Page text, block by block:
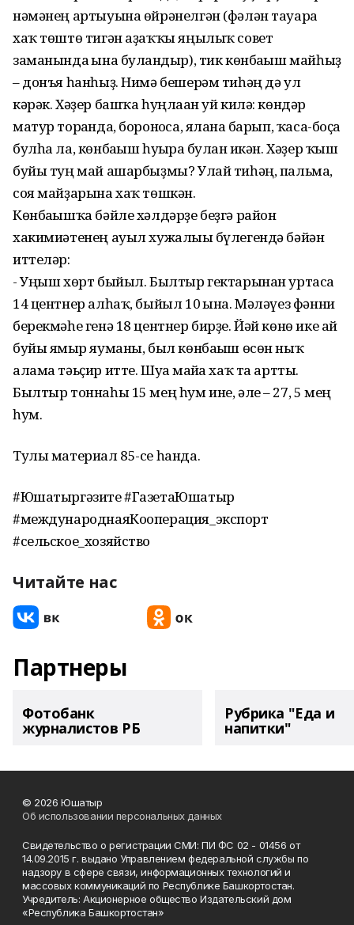
нәмәнең артыуына өйрәнелгән (фәлән тауарға
хаҡ төштө тигән аҙаҡҡы яңылыҡ совет
заманында ғына булғандыр), тик көнбағыш майһыҙ
– донъя һанһыҙ. Нимә бешерәм тиһәң дә ул
кәрәк. Хәҙер башҡа һуңлаған уй килә: көндәр
матур торғанда, боронғоса, яланға барып, ҡаса-боҫа
булһа ла, көнбағыш һуғырға булған икән. Хәҙер ҡыш
буйы туң май ашарбыҙмы? Улай тиһәң, пальма,
соя майҙарына хаҡ төшкән.
Көнбағышҡа бәйле хәлдәрҙе беҙгә район
хакимиәтенең ауыл хужалығы бүлегендә бәйән
иттеләр:
- Уңыш хөрт быйыл. Былтыр гектарынан уртаса
14 центнер алһаҡ, быйыл 10 ғына. Мәләүез фәнни
берекмәһе генә 18 центнер бирҙе. Йәй көнө ике ай
буйы ямғыр яуманы, был көнбағыш өсөн ныҡ
алама тәьҫир итте. Шуға майға хаҡ та артты.
Былтыр тоннаһы 15 мең һум ине, әле – 27, 5 мең
һум.
Тулы материал 85-се һанда.
#Юшатыргәзите #ГазетаЮшатыр
#международнаяКооперация_экспорт
#сельское_хозяйство
Читайте нас
Партнеры
Фотобанк
журналистов РБ
Рубрика "Еда и
напитки"
© 2026 Юшатыр
Об использовании персональных данных
Свидетельство о регистрации СМИ: ПИ ФС 02 - 01456 от
14.09.2015 г. выдано Управлением федеральной службы по
надзору в сфере связи, информационных технологий и
массовых коммуникаций по Республике Башкортостан.
Учредитель: Акционерное общество Издательский дом
«Республика Башкортостан»